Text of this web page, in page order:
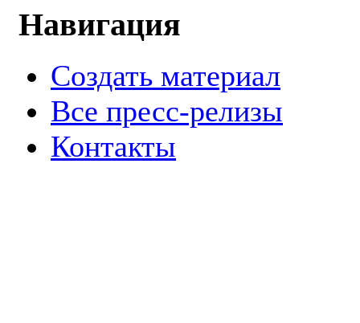
Навигация
Создать материал
Все пресс-релизы
Контакты